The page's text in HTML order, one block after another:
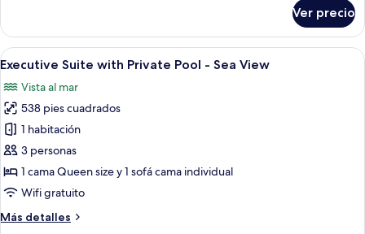
Level),
Only
6-
12
y.o.
Duplex,
Private
Pool,
View
(Pool
basement
Level),
Only
children
6-
12
Ver precio
Abrir
todas
las
fotos
de
Executive
Suite
with
Private
Pool
Habitación de hotel con una cama
15
Executive Suite with Private Pool - Sea View
Vista al mar
538 pies cuadrados
1 habitación
3 personas
1 cama Queen size y 1 sofá cama individual
Wifi gratuito
Más detalles
Más